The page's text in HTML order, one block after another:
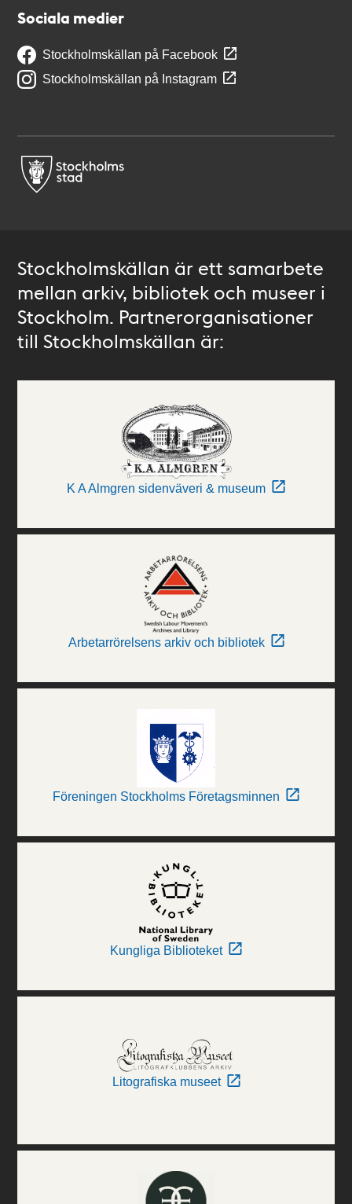
Sociala medier
Stockholmskällan på Facebook
Stockholmskällan på Instagram
Stockholmskällan är ett samarbete
mellan arkiv, bibliotek och museer i
Stockholm. Partnerorganisationer
till Stockholmskällan är:
K A Almgren sidenväveri & museum
Arbetarrörelsens arkiv och bibliotek
Föreningen Stockholms Företagsminnen
Kungliga Biblioteket
Litografiska museet